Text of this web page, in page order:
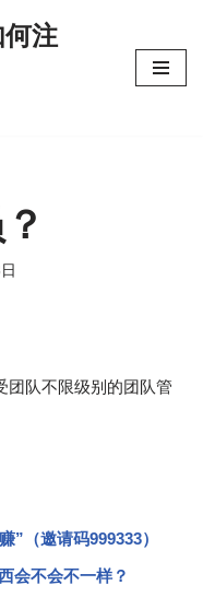
注
团队不限级别的团队管
”（邀请码999333）
会不会不一样？